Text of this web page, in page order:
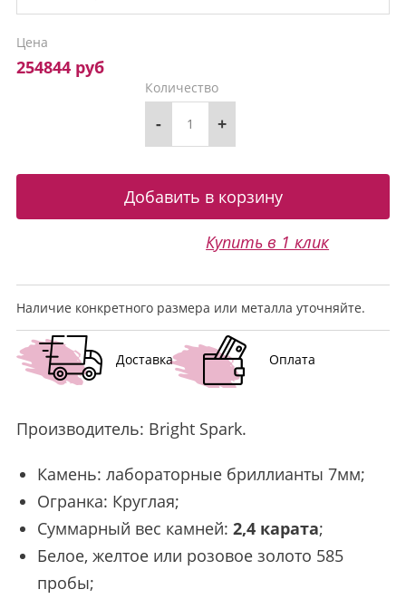
Цена
254844 руб
Количество
- +
Купить в 1 клик
Наличие конкретного размера или металла уточняйте.
Доставка Оплата
Производитель: Bright Spark.
Камень: лабораторные бриллианты 7мм;
Огранка: Круглая;
Суммарный вес камней: 2,4 карата;
Белое, желтое или розовое золото 585
пробы;